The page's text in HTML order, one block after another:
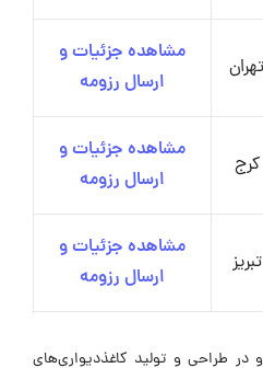
تهران
مشاهده جزئیات و
ارسال رزومه
کرج
مشاهده جزئیات و
ارسال رزومه
تبریز
مشاهده جزئیات و
ارسال رزومه
طراحی و تولید کاغذدیواری‌های